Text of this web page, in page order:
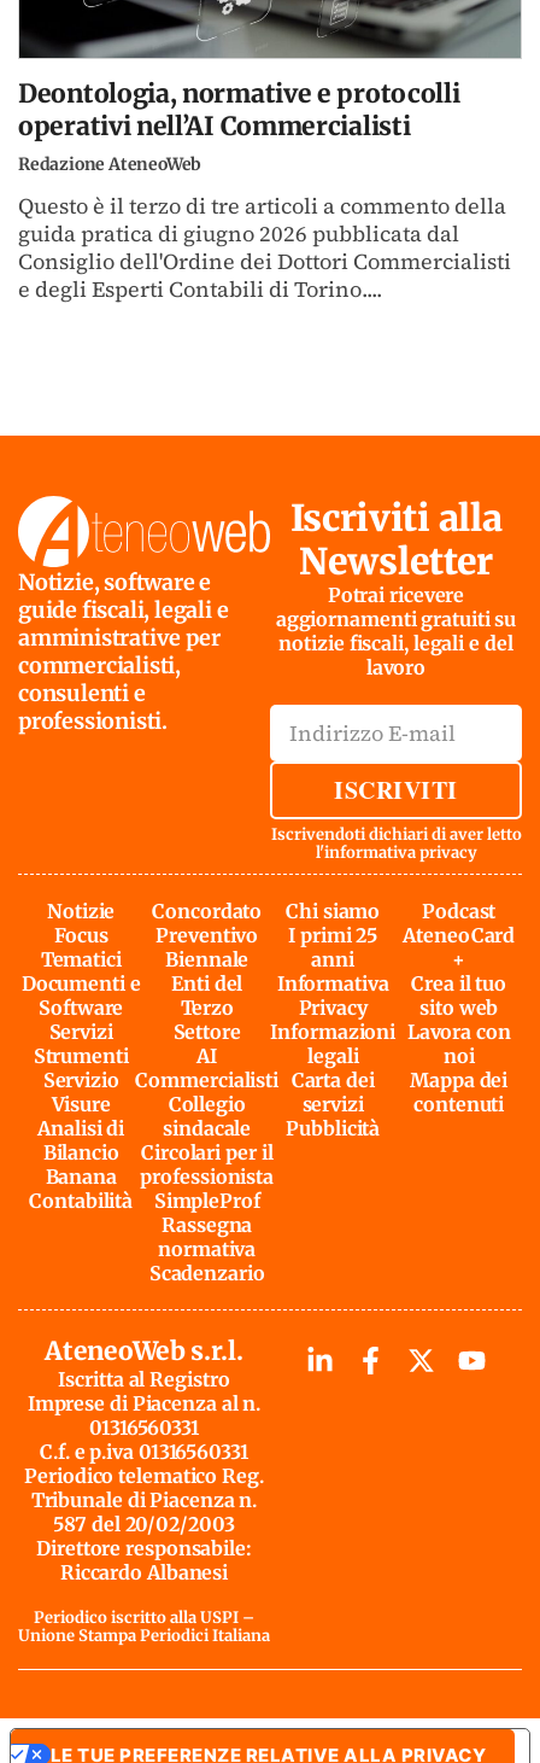
Deontologia, normative e protocolli
operativi nell’AI Commercialisti
Redazione AteneoWeb
Questo è il terzo di tre articoli a commento della
guida pratica di giugno 2026 pubblicata dal
Consiglio dell'Ordine dei Dottori Commercialisti
e degli Esperti Contabili di Torino....
Notizie, software e
guide fiscali, legali e
amministrative per
commercialisti,
consulenti e
professionisti.
Iscriviti alla
Newsletter
Potrai ricevere
aggiornamenti gratuiti su
notizie fiscali, legali e del
lavoro
ISCRIVITI
Iscrivendoti dichiari di aver letto
l'informativa privacy
Notizie
Focus
Tematici
Documenti e
Software
Servizi
Strumenti
Servizio
Visure
Analisi di
Bilancio
Banana
Contabilità
Concordato
Preventivo
Biennale
Enti del
Terzo
Settore
AI
Commercialisti
Collegio
sindacale
Circolari per il
professionista
SimpleProf
Rassegna
normativa
Scadenzario
Chi siamo
I primi 25
anni
Informativa
Privacy
Informazioni
legali
Carta dei
servizi
Pubblicità
Podcast
AteneoCard
+
Crea il tuo
sito web
Lavora con
noi
Mappa dei
contenuti
AteneoWeb s.r.l.
Iscritta al Registro
Imprese di Piacenza al n.
01316560331
C.f. e p.iva 01316560331
Periodico telematico Reg.
Tribunale di Piacenza n.
587 del 20/02/2003
Direttore responsabile:
Riccardo Albanesi
Periodico iscritto alla USPI –
Unione Stampa Periodici Italiana
LE TUE PREFERENZE RELATIVE ALLA PRIVACY